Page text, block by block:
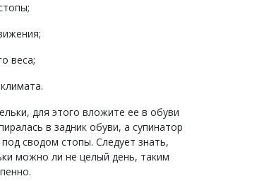
веса;
для этого вложите ее в обуви
в задник обуви, а супинатор
сводом стопы. Следует знать,
можно ли не целый день, таким